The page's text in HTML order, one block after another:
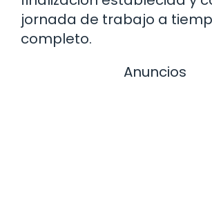
jornada de trabajo a
completo.
Anuncios